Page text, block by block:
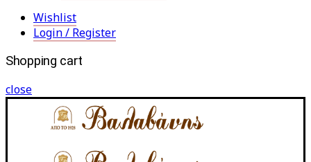
Wishlist
Login / Register
Shopping cart
close